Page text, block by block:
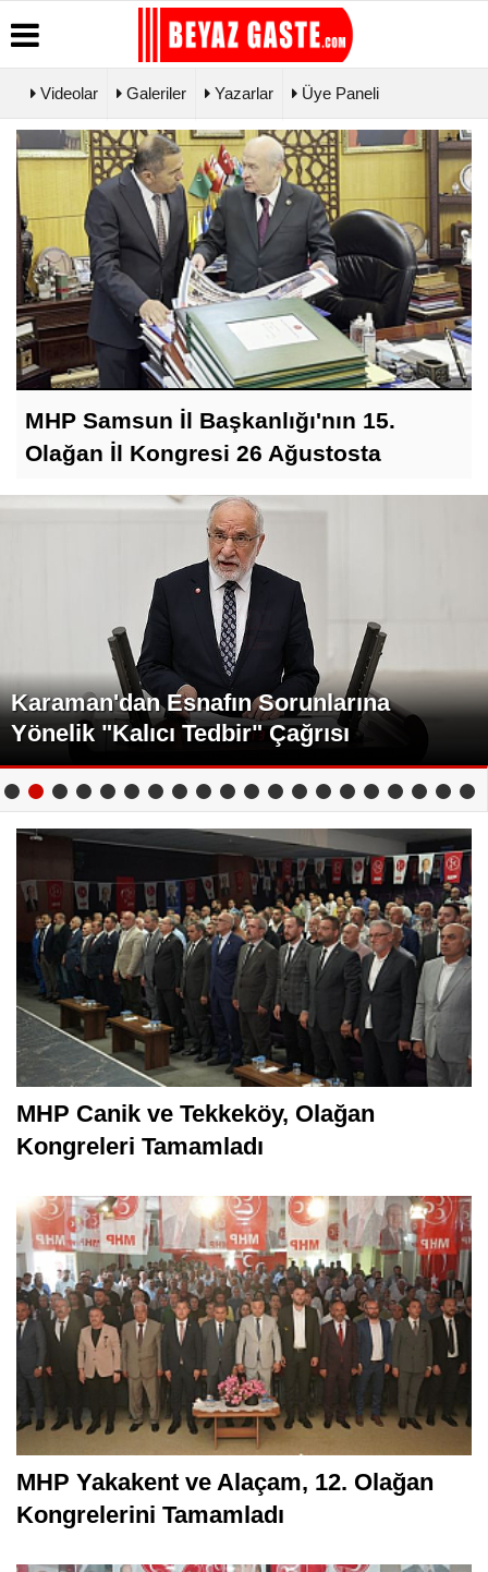
Üye Paneli
Haber
Arşivi
Gazete
Arşivi
Günün
Haberleri
Hava
Durumu
Gazete
Manşetleri
Biyografiler
Köşe
Yazarları
Video
Galeri
Foto Galeri
Künye
İletişim
Politikası
Gizlilik
İlkeleri
Videolar Galeriler Yazarlar Üye Paneli
MHP Samsun İl Başkanlığı'nın 15.
Olağan İl Kongresi 26 Ağustosta
Karaman'dan Esnafın Sorunlarına
Yönelik "Kalıcı Tedbir" Çağrısı
MHP Canik ve Tekkeköy, Olağan
Kongreleri Tamamladı
MHP Yakakent ve Alaçam, 12. Olağan
Kongrelerini Tamamladı